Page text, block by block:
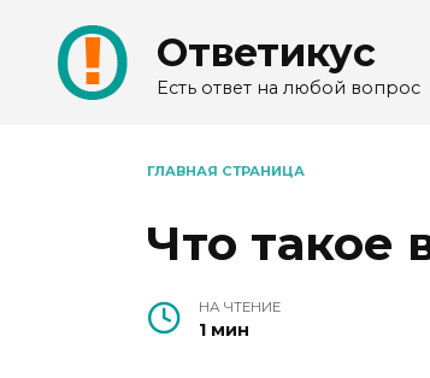
содержанию
Ответикус
Есть ответ на любой вопрос
ГЛАВНАЯ СТРАНИЦА
Что такое
НА ЧТЕНИЕ
1 мин